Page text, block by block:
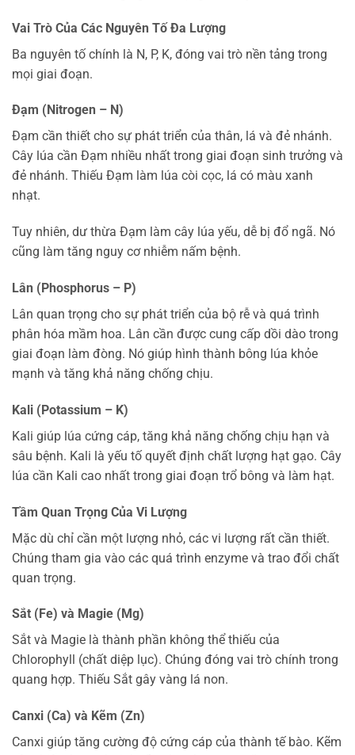
Vai Trò Của Các Nguyên Tố Đa Lượng
Ba nguyên tố chính là N, P, K, đóng vai trò nền tảng trong
mọi giai đoạn.
Đạm (Nitrogen – N)
Đạm cần thiết cho sự phát triển của thân, lá và đẻ nhánh.
Cây lúa cần Đạm nhiều nhất trong giai đoạn sinh trưởng và
đẻ nhánh. Thiếu Đạm làm lúa còi cọc, lá có màu xanh
nhạt.
Tuy nhiên, dư thừa Đạm làm cây lúa yếu, dễ bị đổ ngã. Nó
cũng làm tăng nguy cơ nhiễm nấm bệnh.
Lân (Phosphorus – P)
Lân quan trọng cho sự phát triển của bộ rễ và quá trình
phân hóa mầm hoa. Lân cần được cung cấp dồi dào trong
giai đoạn làm đòng. Nó giúp hình thành bông lúa khỏe
mạnh và tăng khả năng chống chịu.
Kali (Potassium – K)
Kali giúp lúa cứng cáp, tăng khả năng chống chịu hạn và
sâu bệnh. Kali là yếu tố quyết định chất lượng hạt gạo. Cây
lúa cần Kali cao nhất trong giai đoạn trổ bông và làm hạt.
Tầm Quan Trọng Của Vi Lượng
Mặc dù chỉ cần một lượng nhỏ, các vi lượng rất cần thiết.
Chúng tham gia vào các quá trình enzyme và trao đổi chất
quan trọng.
Sắt (Fe) và Magie (Mg)
Sắt và Magie là thành phần không thể thiếu của
Chlorophyll (chất diệp lục). Chúng đóng vai trò chính trong
quang hợp. Thiếu Sắt gây vàng lá non.
Canxi (Ca) và Kẽm (Zn)
Canxi giúp tăng cường độ cứng cáp của thành tế bào. Kẽm